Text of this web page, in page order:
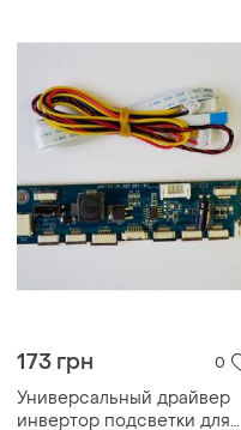
173 грн 0
Универсальный драйвер
инвертор подсветки для